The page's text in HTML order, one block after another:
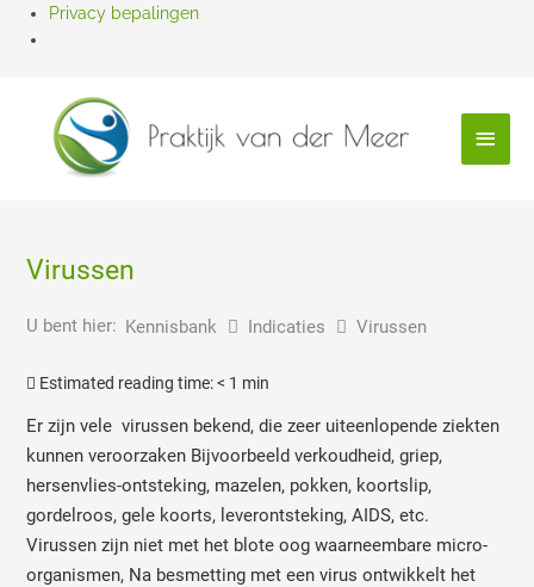
Privacy bepalingen
Virussen
U bent hier: Kennisbank Indicaties Virussen
Estimated reading time: < 1 min
Er zijn vele virussen bekend, die zeer uiteenlopende ziekten
kunnen veroorzaken Bijvoorbeeld verkoudheid, griep,
hersenvlies-ontsteking, mazelen, pokken, koortslip,
gordelroos, gele koorts, leverontsteking, AIDS, etc.
Virussen zijn niet met het blote oog waarneembare micro-
organismen, Na besmetting met een virus ontwikkelt het